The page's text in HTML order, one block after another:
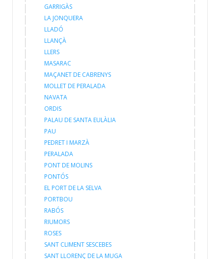
GARRIGÀS
LA JONQUERA
LLADÓ
LLANÇÀ
LLERS
MASARAC
MAÇANET DE CABRENYS
MOLLET DE PERALADA
NAVATA
ORDIS
PALAU DE SANTA EULÀLIA
PAU
PEDRET I MARZÀ
PERALADA
PONT DE MOLINS
PONTÓS
EL PORT DE LA SELVA
PORTBOU
RABÓS
RIUMORS
ROSES
SANT CLIMENT SESCEBES
SANT LLORENÇ DE LA MUGA